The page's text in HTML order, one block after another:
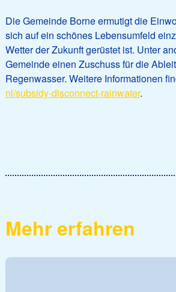
Die Gemeinde Borne ermutigt die
sich auf ein schönes Lebensumfeld
Wetter der Zukunft gerüstet ist. Unter
Gemeinde einen Zuschuss für die
Regenwasser. Weitere Informationen
nl/subsidy-disconnect-rainwater.
Mehr erfahren